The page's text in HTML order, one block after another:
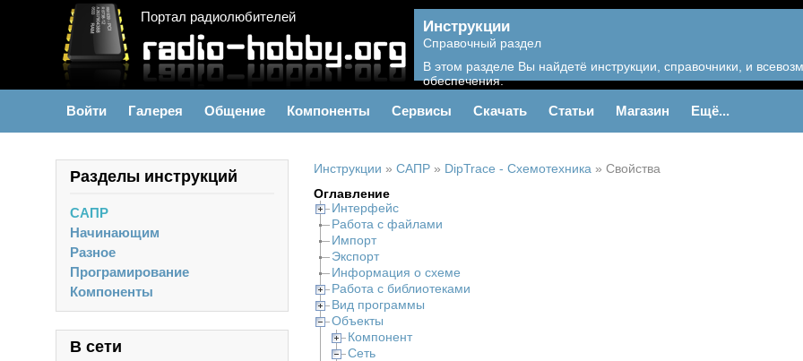
Портал радиолюбителей
Инструкции
Справочный раздел
В этом разделе Вы найдетё инструкции, справочники, и
обеспечения.
Войти Галерея Общение Компоненты Сервисы Скачать Статьи Магазин Ещё...
Разделы инструкций
САПР
Начинающим
Разное
Програмирование
Компоненты
В сети
Инструкции » САПР » DipTrace - Схемотехника » Свойства
Оглавление
Интерфейс
Работа с файлами
Импорт
Экспорт
Информация о схеме
Работа с библиотеками
Вид программы
Объекты
Компонент
Сеть